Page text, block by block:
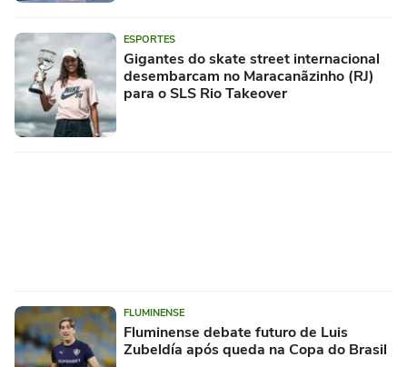
ESPORTES
Gigantes do skate street internacional
desembarcam no Maracanãzinho (RJ)
para o SLS Rio Takeover
FLUMINENSE
Fluminense debate futuro de Luis
Zubeldía após queda na Copa do Brasil